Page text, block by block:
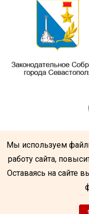
Мы используем
работу сайта,
Оставаясь на сайте